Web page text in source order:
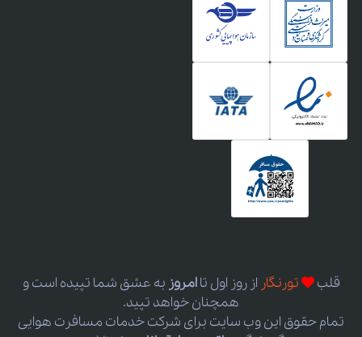
قلب تورنگار از روز اول تاامروز به عشق شما تپیده است و
همچنان خواهد تپید.
تمام حقوق این وب سایت برای شرکت خدمات مسافرت هوایی